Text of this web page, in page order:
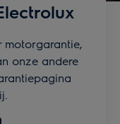
motorgarantie,
onze andere